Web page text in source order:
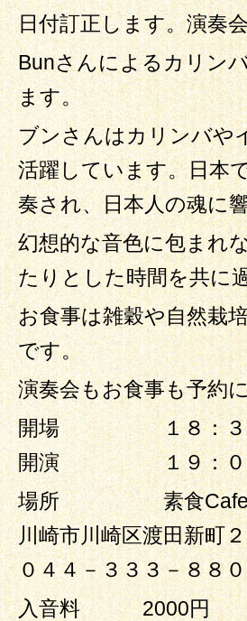
日付訂正します。演奏
Bunさんによるカリン
ます。
ブンさんはカリンバや
活躍しています。日本
奏され、日本人の魂に
幻想的な音色に包まれ
たりとした時間を共に
お食事は雑穀や自然栽
です。
演奏会もお食事も予約
開場 １８：３
開演 １９：００
場所 素食Cafe
川崎市川崎区渡田新町
０４４－３３３－８８
入音料 2000円